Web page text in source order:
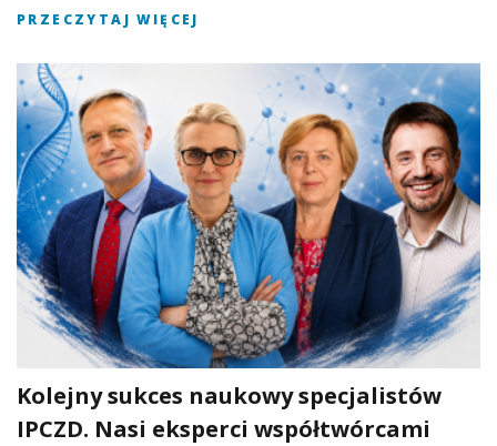
PRZECZYTAJ WIĘCEJ
Kolejny sukces naukowy specjalistów
IPCZD. Nasi eksperci współtwórcami